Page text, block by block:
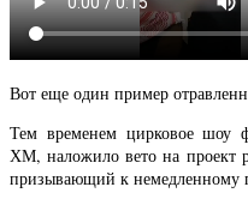
Вот еще один пример
Тем временем цирковое шоу
ХМ, наложило вето на проект
призывающий к немедленному